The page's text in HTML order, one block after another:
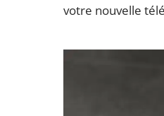
votre nouvelle